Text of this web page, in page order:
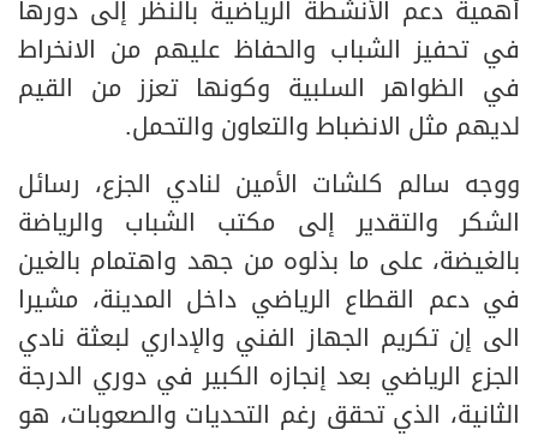
أهمية دعم الأنشطة الرياضية بالنظر إلى دورها
في تحفيز الشباب والحفاظ عليهم من الانخراط
في الظواهر السلبية وكونها تعزز من القيم
لديهم مثل الانضباط والتعاون والتحمل.
ووجه سالم كلشات الأمين لنادي الجزع، رسائل
الشكر والتقدير إلى مكتب الشباب والرياضة
بالغيضة، على ما بذلوه من جهد واهتمام بالغين
في دعم القطاع الرياضي داخل المدينة، مشيرا
الى إن تكريم الجهاز الفني والإداري لبعثة نادي
الجزع الرياضي بعد إنجازه الكبير في دوري الدرجة
الثانية، الذي تحقق رغم التحديات والصعوبات، هو